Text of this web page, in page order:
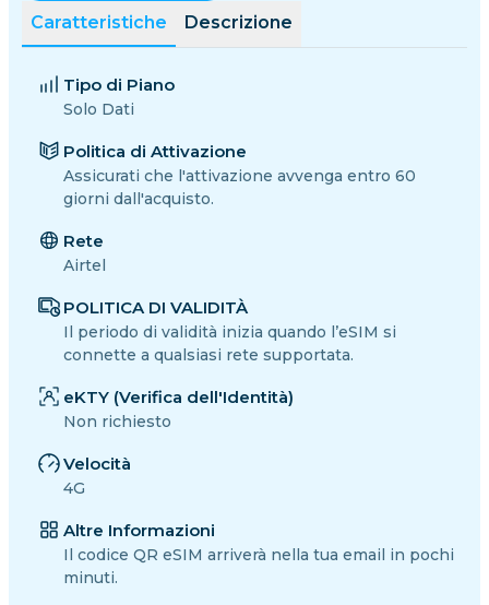
Caratteristiche Descrizione
Tipo di Piano
Solo Dati
Politica di Attivazione
Assicurati che l'attivazione avvenga entro 60
giorni dall'acquisto.
Rete
Airtel
POLITICA DI VALIDITÀ
Il periodo di validità inizia quando l’eSIM si
connette a qualsiasi rete supportata.
eKTY (Verifica dell'Identità)
Non richiesto
Velocità
4G
Altre Informazioni
Il codice QR eSIM arriverà nella tua email in pochi
minuti.